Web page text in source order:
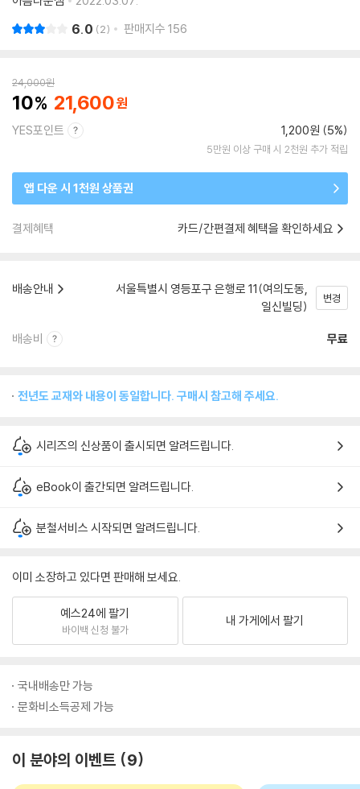
6.0 2 판매지수 156
24,000원
10 21,600
YES포인트 1,200원 (5%)
5만원 이상 구매 시 2천원 추가 적립
앱 다운 시 1천원 상품권
결제혜택 카드/간편결제 혜택을 확인하세요
배송안내
서울특별시 영등포구 은행로 11(여의도동,
일신빌딩)
변경
배송비 무료
전년도 교재와 내용이 동일합니다. 구매시 참고해 주세요.
시리즈의 신상품이 출시되면 알려드립니다.
eBook이 출간되면 알려드립니다.
분철서비스 시작되면 알려드립니다.
이미 소장하고 있다면 판매해 보세요.
예스24에 팔기
바이백 신청 불가
내 가게에서 팔기
국내배송만 가능
문화비소득공제 가능
이 분야의 이벤트 9